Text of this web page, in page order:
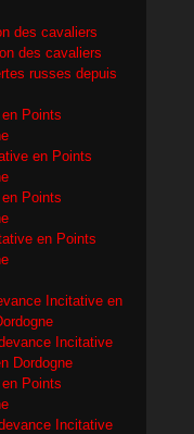
des cavaliers
des cavaliers
russes depuis
Points
en Points
Points
en Points
Incitative en
Incitative
Dordogne
Points
Incitative